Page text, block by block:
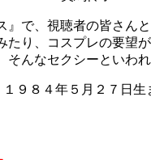
』で、視聴者の皆さん
たり、コスプレの要望
そんなセクシーといわ
１９８４年５月２７日